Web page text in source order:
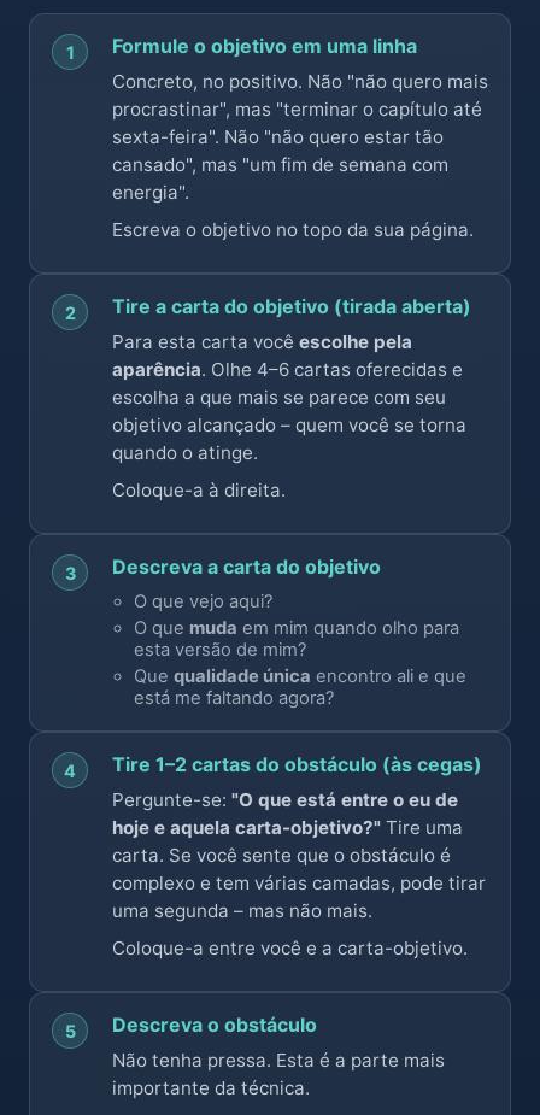
1 Formule o objetivo em uma linha
Concreto, no positivo. Não "não quero mais
procrastinar", mas "terminar o capítulo até
sexta-feira". Não "não quero estar tão
cansado", mas "um fim de semana com
energia".
Escreva o objetivo no topo da sua página.
2 Tire a carta do objetivo (tirada aberta)
Para esta carta você escolhe pela
aparência. Olhe 4–6 cartas oferecidas e
escolha a que mais se parece com seu
objetivo alcançado – quem você se torna
quando o atinge.
Coloque-a à direita.
3 Descreva a carta do objetivo
O que vejo aqui?
O que muda em mim quando olho para
esta versão de mim?
Que qualidade única encontro ali e que
está me faltando agora?
4 Tire 1–2 cartas do obstáculo (às cegas)
Pergunte-se: "O que está entre o eu de
hoje e aquela carta-objetivo?" Tire uma
carta. Se você sente que o obstáculo é
complexo e tem várias camadas, pode tirar
uma segunda – mas não mais.
Coloque-a entre você e a carta-objetivo.
5 Descreva o obstáculo
Não tenha pressa. Esta é a parte mais
importante da técnica.